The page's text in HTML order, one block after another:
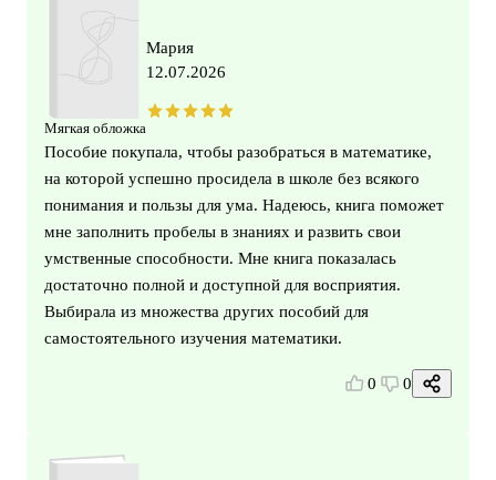
Мягкая обложка
Мария
12.07.2026
Пособие покупала, чтобы разобраться в математике,
на которой успешно просидела в школе без всякого
понимания и пользы для ума. Надеюсь, книга поможет
мне заполнить пробелы в знаниях и развить свои
умственные способности. Мне книга показалась
достаточно полной и доступной для восприятия.
Выбирала из множества других пособий для
самостоятельного изучения математики.
0 0